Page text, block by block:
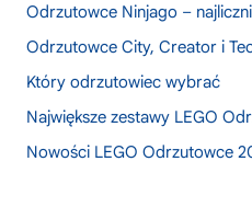
Odrzutowce Ninjago –
Odrzutowce City, Creator i
Który odrzutowiec wybrać
Największe zestawy LEGO
Nowości LEGO Odrzutowce